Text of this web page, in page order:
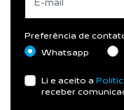
Preferência de
Whatsapp
Li e aceito a
receber